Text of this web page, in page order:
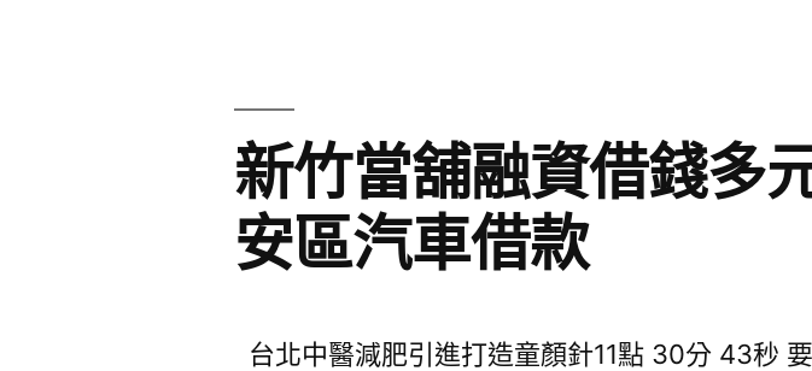
新竹當舖融資借錢多
安區汽車借款
台北中醫減肥引進打造童顏針11點 30分 43秒